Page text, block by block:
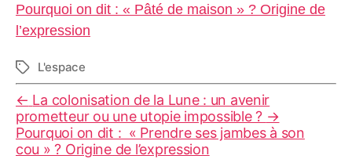
Pourquoi on dit : « Pâté de maison » ? Origine de
l’expression
Étiquettes
L'espace
← La colonisation de la Lune : un avenir
prometteur ou une utopie impossible ? →
Pourquoi on dit : « Prendre ses jambes à son
cou » ? Origine de l’expression